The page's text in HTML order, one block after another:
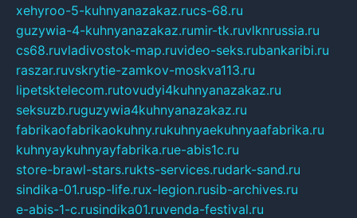
xehyroo-5-kuhnyanazakaz.rucs-68.ru
guzywia-4-kuhnyanazakaz.rumir-tk.ruvlknrussia.ru
cs68.ruvladivostok-map.ruvideo-seks.rubankaribi.ru
raszar.ruvskrytie-zamkov-moskva113.ru
lipetsktelecom.rutovudyi4kuhnyanazakaz.ru
seksuzb.ruguzywia4kuhnyanazakaz.ru
fabrikaofabrikaokuhny.rukuhnyaekuhnyaafabrika.ru
kuhnyaykuhnyayfabrika.rue-abis1c.ru
store-brawl-stars.rukts-services.rudark-sand.ru
sindika-01.rusp-life.rux-legion.rusib-archives.ru
e-abis-1-c.rusindika01.ruvenda-festival.ru